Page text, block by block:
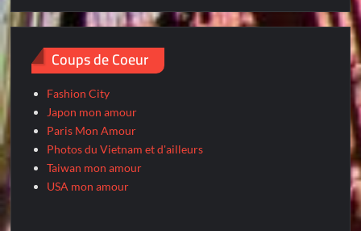
Coups de Coeur
Fashion City
Japon mon amour
Paris Mon Amour
Photos du Vietnam et d'ailleurs
Taiwan mon amour
USA mon amour